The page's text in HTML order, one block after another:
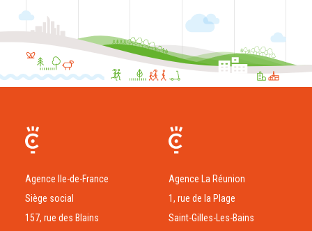
Agence Ile-de-France
Siège social
157, rue des Blains
Agence La Réunion
1, rue de la Plage
Saint-Gilles-Les-Bains